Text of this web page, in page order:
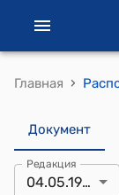
Главная ›
Документ
Редакция
04.05.1993